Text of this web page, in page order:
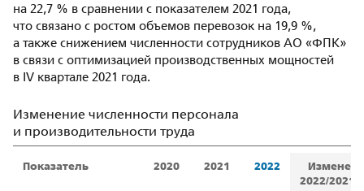
на 22,7 % в сравнении с показателем 2021 года,
что связано с ростом объемов перевозок на 19,9 %,
а также снижением численности сотрудников АО «ФПК»
в связи с оптимизацией производственных мощностей
в IV квартале 2021 года.
Изменение численности персонала
и производительности труда
Показатель 2020 2021 2022
2022/2021,